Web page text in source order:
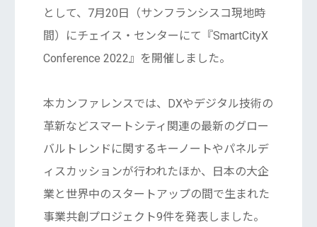
として、7月20日（サンフランシスコ現地時
間）にチェイス・センターにて『SmartCityX
Conference 2022』を開催しました。
本カンファレンスでは、DXやデジタル技術の
革新などスマートシティ関連の最新のグロー
バルトレンドに関するキーノートやパネルデ
ィスカッションが行われたほか、日本の大企
業と世界中のスタートアップの間で生まれた
事業共創プロジェクト9件を発表しました。